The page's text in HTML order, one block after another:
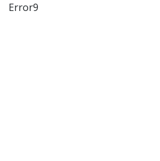
Error9